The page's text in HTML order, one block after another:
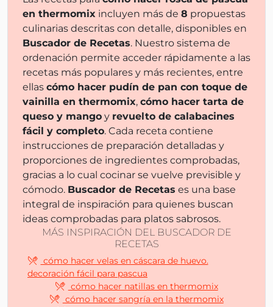
en thermomix incluyen más de 8 propuestas
culinarias descritas con detalle, disponibles en
Buscador de Recetas. Nuestro sistema de
ordenación permite acceder rápidamente a las
recetas más populares y más recientes, entre
ellas cómo hacer pudín de pan con toque de
vainilla en thermomix, cómo hacer tarta de
queso y mango y revuelto de calabacines
fácil y completo. Cada receta contiene
instrucciones de preparación detalladas y
proporciones de ingredientes comprobadas,
gracias a lo cual cocinar se vuelve previsible y
cómodo. Buscador de Recetas es una base
integral de inspiración para quienes buscan
ideas comprobadas para platos sabrosos.
MÁS INSPIRACIÓN DEL BUSCADOR DE
RECETAS
cómo hacer velas en cáscara de huevo.
decoración fácil para pascua
cómo hacer natillas en thermomix
cómo hacer sangría en la thermomix